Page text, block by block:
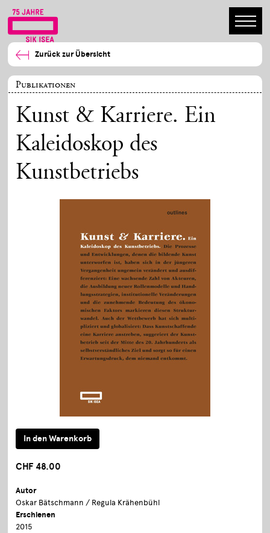
Zurück zur Übersicht
Publikationen
Kunst & Karriere. Ein
Kaleidoskop des
Kunstbetriebs
CHF 48.00
Autor
Oskar Bätschmann / Regula Krähenbühl
Erschienen
2015